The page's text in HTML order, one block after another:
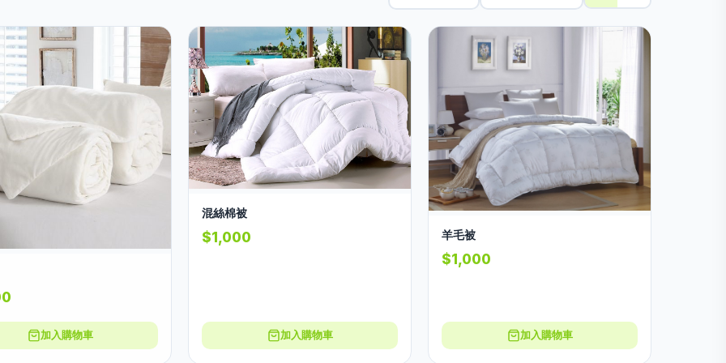
加入購物車
混絲棉被
$1,000
加入購物車
羊毛被
$1,000
加入購物車